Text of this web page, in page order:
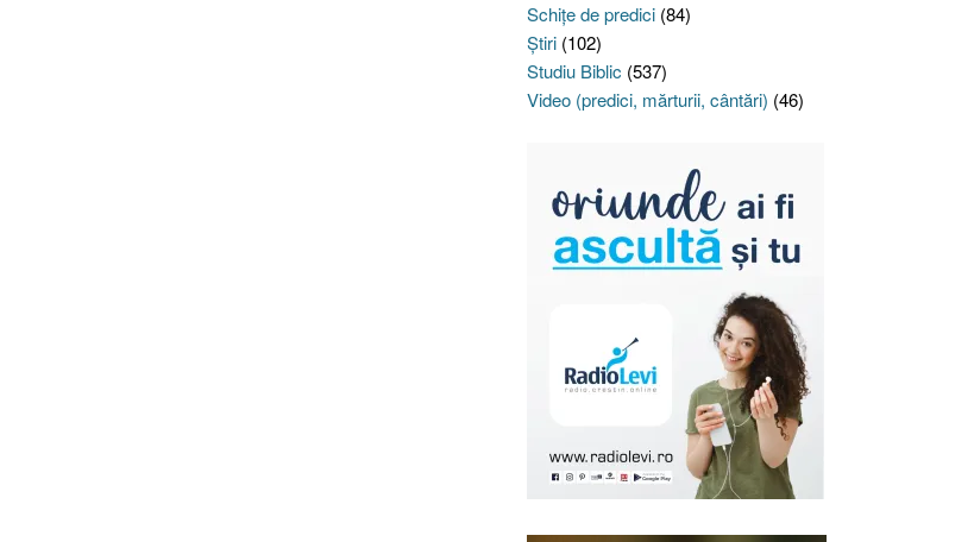
Schiţe de predici(84)
Ştiri(102)
Studiu Biblic (537)
Video (predici, mărturii, cântări) (46)